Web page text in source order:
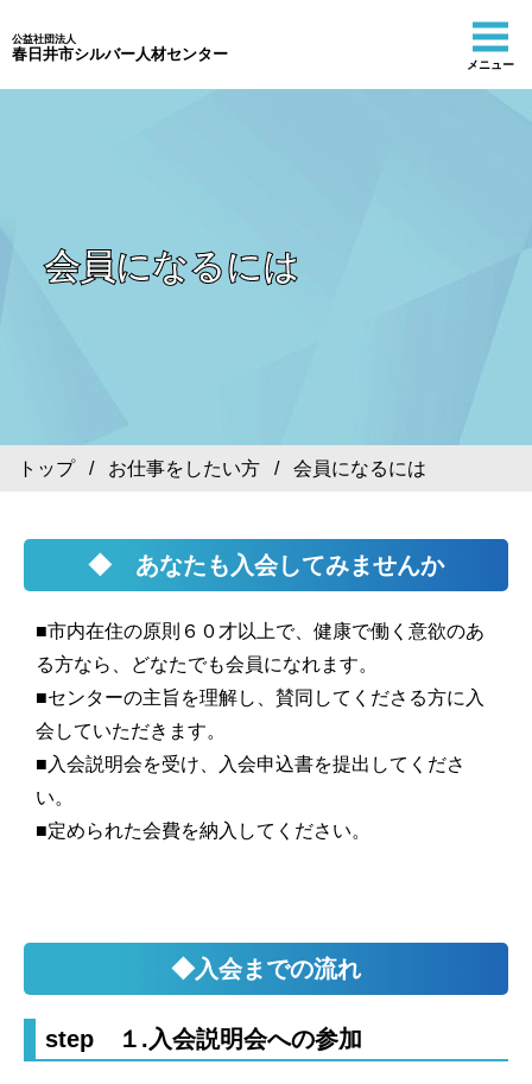
公益社団法人
春日井市シルバー人材センター
メニュー
会員になるには
トップ/ お仕事をしたい方 / 会員になるには
◆ あなたも入会してみませんか
■市内在住の原則６０才以上で、健康で働く意欲のあ
る方なら、どなたでも会員になれます。
■センターの主旨を理解し、賛同してくださる方に入
会していただきます。
■入会説明会を受け、入会申込書を提出してくださ
い。
■定められた会費を納入してください。
◆入会までの流れ
step １.入会説明会への参加